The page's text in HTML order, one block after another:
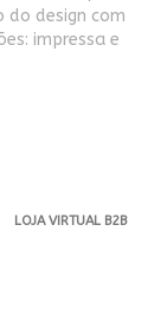
do design com
impressa e
LOJA VIRTUAL B2B